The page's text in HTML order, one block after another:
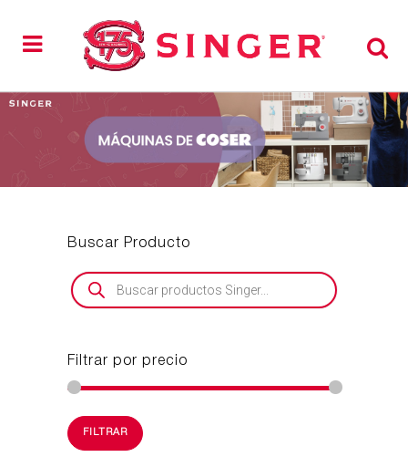
Buscar Producto
Búsqueda
de
productos
Filtrar por precio
Precio
mínimo
Precio
máximo
FILTRAR